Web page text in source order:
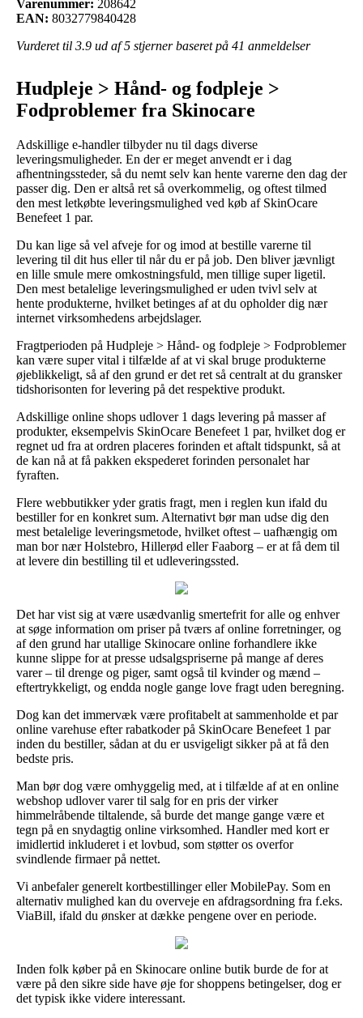
Varenummer: 208642
EAN: 8032779840428
Vurderet til 3.9 ud af 5 stjerner baseret på 41 anmeldelser
Hudpleje > Hånd- og fodpleje >
Fodproblemer fra Skinocare
Adskillige e-handler tilbyder nu til dags diverse
leveringsmuligheder. En der er meget anvendt er i dag
afhentningssteder, så du nemt selv kan hente varerne den dag der
passer dig. Den er altså ret så overkommelig, og oftest tilmed
den mest letkøbte leveringsmulighed ved køb af SkinOcare
Benefeet 1 par.
Du kan lige så vel afveje for og imod at bestille varerne til
levering til dit hus eller til når du er på job. Den bliver jævnligt
en lille smule mere omkostningsfuld, men tillige super ligetil.
Den mest betalelige leveringsmulighed er uden tvivl selv at
hente produkterne, hvilket betinges af at du opholder dig nær
internet virksomhedens arbejdslager.
Fragtperioden på Hudpleje > Hånd- og fodpleje > Fodproblemer
kan være super vital i tilfælde af at vi skal bruge produkterne
øjeblikkeligt, så af den grund er det ret så centralt at du gransker
tidshorisonten for levering på det respektive produkt.
Adskillige online shops udlover 1 dags levering på masser af
produkter, eksempelvis SkinOcare Benefeet 1 par, hvilket dog er
regnet ud fra at ordren placeres forinden et aftalt tidspunkt, så at
de kan nå at få pakken ekspederet forinden personalet har
fyraften.
Flere webbutikker yder gratis fragt, men i reglen kun ifald du
bestiller for en konkret sum. Alternativt bør man udse dig den
mest betalelige leveringsmetode, hvilket oftest – uafhængig om
man bor nær Holstebro, Hillerød eller Faaborg – er at få dem til
at levere din bestilling til et udleveringssted.
Det har vist sig at være usædvanlig smertefrit for alle og enhver
at søge information om priser på tværs af online forretninger, og
af den grund har utallige Skinocare online forhandlere ikke
kunne slippe for at presse udsalgspriserne på mange af deres
varer – til drenge og piger, samt også til kvinder og mænd –
eftertrykkeligt, og endda nogle gange love fragt uden beregning.
Dog kan det immervæk være profitabelt at sammenholde et par
online varehuse efter rabatkoder på SkinOcare Benefeet 1 par
inden du bestiller, sådan at du er usvigeligt sikker på at få den
bedste pris.
Man bør dog være omhyggelig med, at i tilfælde af at en online
webshop udlover varer til salg for en pris der virker
himmelråbende tiltalende, så burde det mange gange være et
tegn på en snydagtig online virksomhed. Handler med kort er
imidlertid inkluderet i et lovbud, som støtter os overfor
svindlende firmaer på nettet.
Vi anbefaler generelt kortbestillinger eller MobilePay. Som en
alternativ mulighed kan du overveje en afdragsordning fra f.eks.
ViaBill, ifald du ønsker at dække pengene over en periode.
Inden folk køber på en Skinocare online butik burde de for at
være på den sikre side have øje for shoppens betingelser, dog er
det typisk ikke videre interessant.